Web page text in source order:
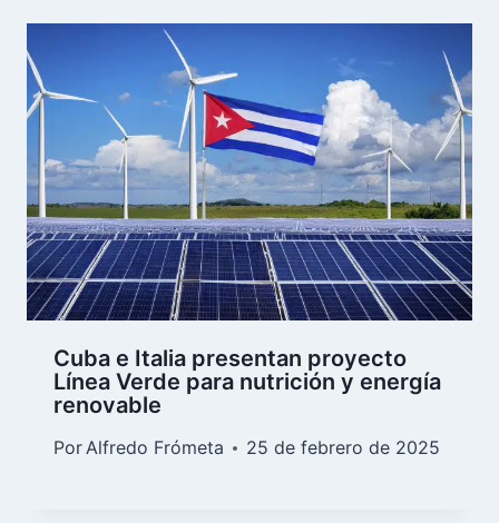
Cuba e Italia presentan proyecto
Línea Verde para nutrición y energía
renovable
PorAlfredo Frómeta 25 de febrero de 2025